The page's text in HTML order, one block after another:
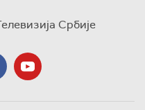
Србије